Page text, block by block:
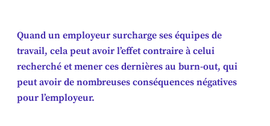
Quand un employeur surcharge ses équipes de
travail, cela peut avoir l’effet contraire à celui
recherché et mener ces dernières au burn-out, qui
peut avoir de nombreuses conséquences négatives
pour l’employeur.